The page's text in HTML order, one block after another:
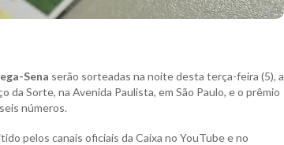
Sena serão sorteadas na noite desta terça-feira (5), a
Sorte, na Avenida Paulista, em São Paulo, e o prêmio
números.
pelos canais oficiais da Caixa no YouTube e no